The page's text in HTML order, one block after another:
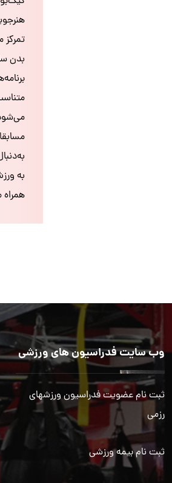
بدن
به
وب سایت فدراسیون های ورزشی
ثبت نام عضویت فدراسیون ورزشهای
رزمی
ثبت نام بیمه ورزشی